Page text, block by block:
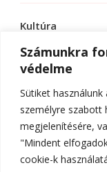
Számunkra
védelme
Sütiket
személyre szabott
megjelenítésére,
"Mindent
cookie-k
Kultúra
Sport
Tudomány